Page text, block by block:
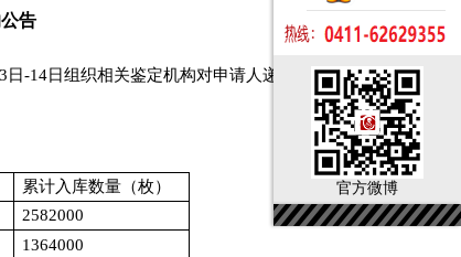
官方微博
告
日-14日组织相关鉴定机构对申请人递交之藏品在
累计入库数量（枚）
2582000
1364000